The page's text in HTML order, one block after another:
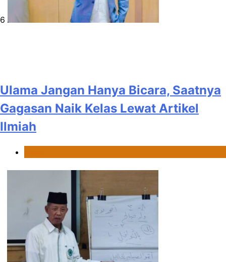
6
Ulama Jangan Hanya Bicara, Saatnya
Gagasan Naik Kelas Lewat Artikel
Ilmiah